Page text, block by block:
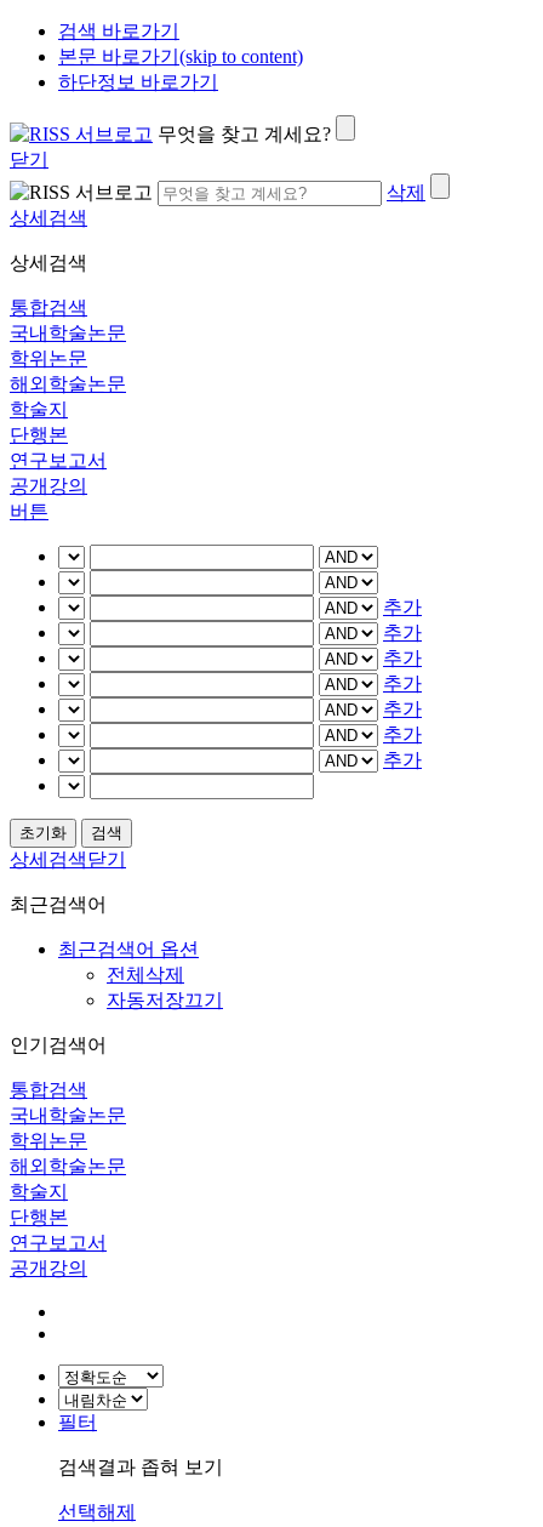
검색 바로가기
본문 바로가기(skip to content)
하단정보 바로가기
무엇을 찾고 계세요?
닫기
삭제
상세검색
상세검색
통합검색
국내학술논문
학위논문
해외학술논문
학술지
단행본
연구보고서
공개강의
버튼
추가
추가
추가
추가
추가
추가
추가
상세검색닫기
최근검색어
최근검색어 옵션
전체삭제
자동저장끄기
인기검색어
통합검색
국내학술논문
학위논문
해외학술논문
학술지
단행본
연구보고서
공개강의
필터
검색결과 좁혀 보기
선택해제